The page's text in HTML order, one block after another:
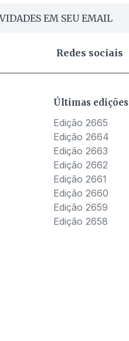
EM SEU EMAIL
Redes sociais
Últimas edições
Edição 2665
Edição 2664
Edição 2663
Edição 2662
Edição 2661
Edição 2660
Edição 2659
Edição 2658